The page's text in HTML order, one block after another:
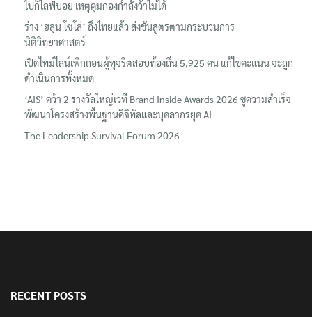
ไปก็ไลฟ์บอย เหตุคุมกองกำลังว้าไม่ได้
ร่าง ‘ฮลุน โซโล่’ ถึงไทยแล้ว ส่งชันสูตรตามกระบวนการ
นิติวิทยาศาสตร์
เปิดไทม์ไลน์เพิกถอนผู้ทุจริตสอบท้องถิ่น 5,925 คน แก้ไขคะแนน จะถูก
ดำเนินการทั้งหมด
‘AIS’ คว้า 2 รางวัลใหญ่เวที Brand Inside Awards 2026 ชูความสำเร็จ
พัฒนาโครงสร้างพื้นฐานดิจิทัลและบุคลากรยุค AI
The Leadership Survival Forum 2026
RECENT POSTS